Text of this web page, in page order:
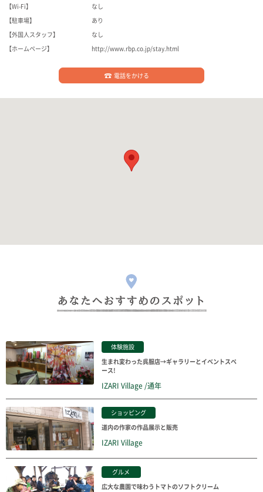
【Wi-Fi】
なし
【駐車場】
あり
【外国人スタッフ】
なし
【ホームページ】
http://www.rbp.co.jp/stay.html
電話をかける
体験施設
生まれ変わった呉服店→ギャラリーとイベントスペ
ース!
IZARI Village /通年
ショッピング
道内の作家の作品展示と販売
IZARI Village
グルメ
広大な農園で味わうトマトのソフトクリーム